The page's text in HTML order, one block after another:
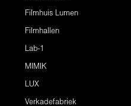
Filmhuis Lumen
Filmhallen
Lab-1
MIMIK
LUX
Verkadefabriek